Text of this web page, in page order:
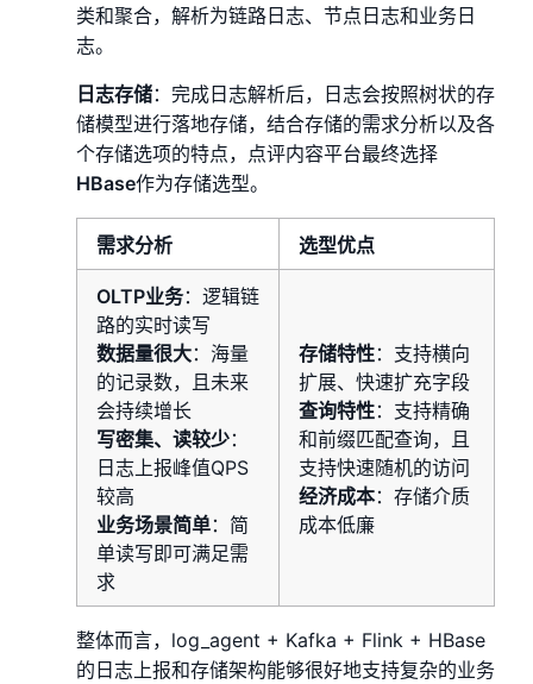
类和聚合，解析为链路日志、节点日志和业务日
志。
日志存储：完成日志解析后，日志会按照树状的存
储模型进行落地存储，结合存储的需求分析以及各
个存储选项的特点，点评内容平台最终选择
HBase作为存储选型。
需求分析 选型优点
OLTP业务：逻辑链
路的实时读写
数据量很大：海量
的记录数，且未来
会持续增长
写密集、读较少：
日志上报峰值QPS
较高
业务场景简单：简
单读写即可满足需
求
存储特性：支持横向
扩展、快速扩充字段
查询特性：支持精确
和前缀匹配查询，且
支持快速随机的访问
经济成本：存储介质
成本低廉
整体而言，log_agent + Kafka + Flink + HBase
的日志上报和存储架构能够很好地支持复杂的业务